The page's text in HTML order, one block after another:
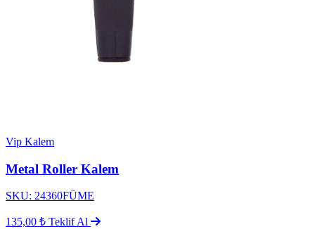
Vip Kalem
Metal Roller Kalem
SKU: 24360FÜME
135,00 ₺ Teklif Al